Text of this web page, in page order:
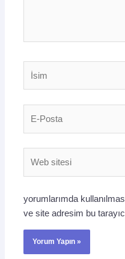
yorumlarımda
ve site adresim bu